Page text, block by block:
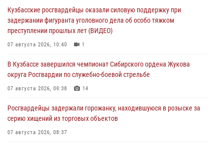
Кузбасские росгвардейцы оказали силовую поддержку при
задержании фигуранта уголовного дела об особо тяжком
преступлении прошлых лет (ВИДЕО)
07 августа 2026, 10:40 1
В Кузбассе завершился чемпионат Сибирского ордена Жукова
округа Росгвардии по служебно-боевой стрельбе
07 августа 2026, 09:38 14
Росгвардейцы задержали горожанку, находившуюся в розыске за
серию хищений из торговых объектов
07 августа 2026, 08:37